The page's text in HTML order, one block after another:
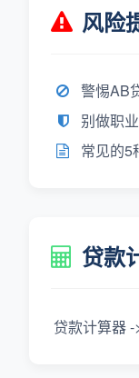
风险
警惕AB
别做职
常见的5
贷款
贷款计算器 -